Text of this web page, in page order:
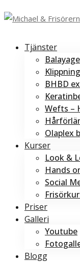
Tjänster
Balayage
Klippning
BHBD
Wefts –
Olaplex
Kurser
Look &
Hands
Social
Priser
Galleri
Youtube
Blogg